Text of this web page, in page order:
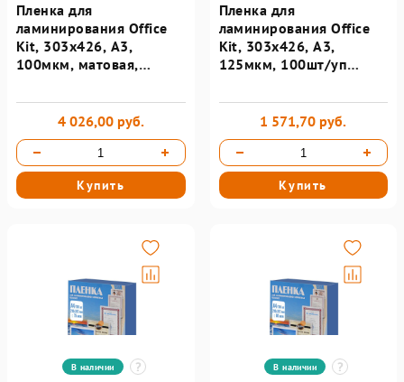
Пленка для
ламинирования Office
Kit, 303х426, А3,
100мкм, матовая,
4 026,00 руб.
Купить
Пленка для
ламинирования Office
Kit, 303х426, А3,
125мкм, 100шт/уп
1 571,70 руб.
Купить
В наличии В наличии